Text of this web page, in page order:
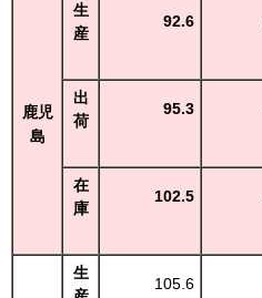
鹿児
島
生
産
92.6
出
荷
95.3
在
庫
102.5
生
105.6